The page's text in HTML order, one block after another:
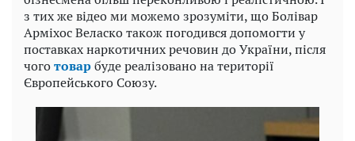
з тих же відео ми можемо зрозуміти, що Болівар
Арміхос Веласко також погодився допомогти у
поставках наркотичних речовин до України, після
чоготоварбуде реалізовано на території
Європейського Союзу.